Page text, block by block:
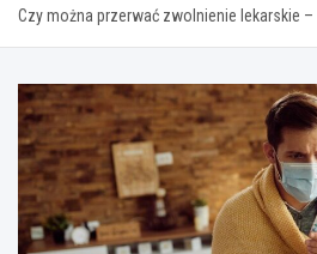
Czy można przerwać zwolnienie lekarskie